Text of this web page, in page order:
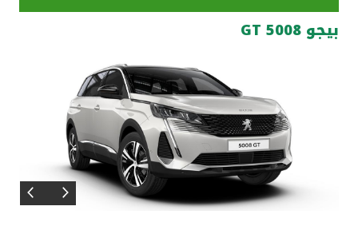
مواقع الفروع وأجهزة الصرف الآلي
تركيا
ماليزيا
بيجو 5008 GT